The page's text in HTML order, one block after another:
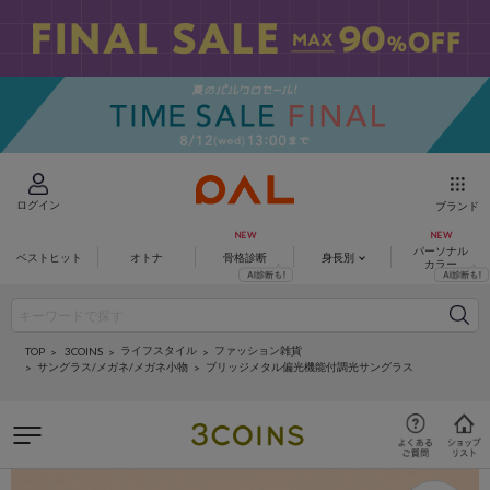
ログイン ブランド
ベストヒット オトナ 骨格診断 身長別
パーソナル
カラー
TOP 3COINS ライフスタイル
ファッション雑貨
サングラス/メガネ/メガネ小物
ブリッジメタル偏光機能付調光サングラス